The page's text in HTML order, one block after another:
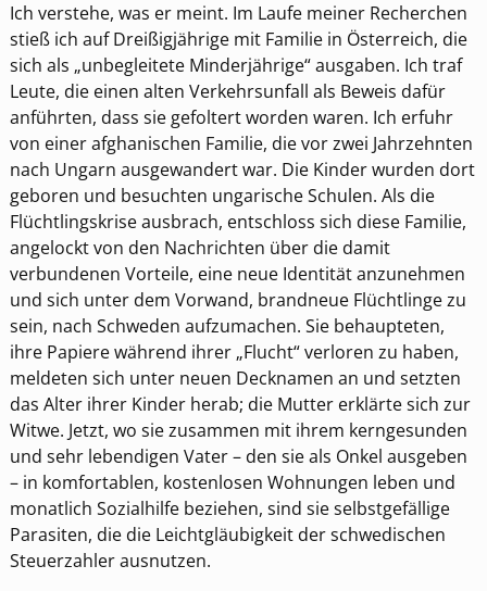
Ich verstehe, was er meint. Im Laufe meiner Recherchen
stieß ich auf Dreißigjährige mit Familie in Österreich, die
sich als „unbegleitete Minderjährige“ ausgaben. Ich traf
Leute, die einen alten Verkehrsunfall als Beweis dafür
anführten, dass sie gefoltert worden waren. Ich erfuhr
von einer afghanischen Familie, die vor zwei Jahrzehnten
nach Ungarn ausgewandert war. Die Kinder wurden dort
geboren und besuchten ungarische Schulen. Als die
Flüchtlingskrise ausbrach, entschloss sich diese Familie,
angelockt von den Nachrichten über die damit
verbundenen Vorteile, eine neue Identität anzunehmen
und sich unter dem Vorwand, brandneue Flüchtlinge zu
sein, nach Schweden aufzumachen. Sie behaupteten,
ihre Papiere während ihrer „Flucht“ verloren zu haben,
meldeten sich unter neuen Decknamen an und setzten
das Alter ihrer Kinder herab; die Mutter erklärte sich zur
Witwe. Jetzt, wo sie zusammen mit ihrem kerngesunden
und sehr lebendigen Vater – den sie als Onkel ausgeben
– in komfortablen, kostenlosen Wohnungen leben und
monatlich Sozialhilfe beziehen, sind sie selbstgefällige
Parasiten, die die Leichtgläubigkeit der schwedischen
Steuerzahler ausnutzen.